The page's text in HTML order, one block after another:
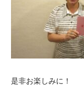
是非お楽しみに！